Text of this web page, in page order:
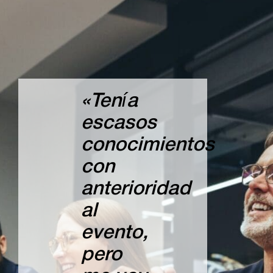
«Tenía
escasos
conocimientos
con
anterioridad
al
evento,
pero